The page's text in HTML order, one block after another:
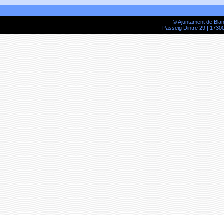
© Ajuntament de
Passeig Dintre 29 |